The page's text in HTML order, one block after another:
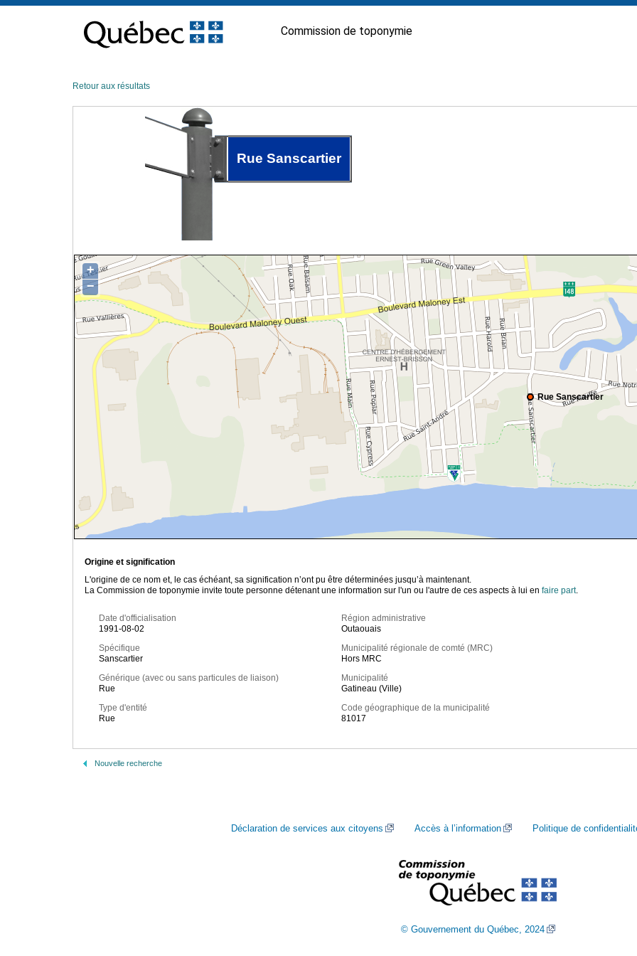
contenu
Commission de toponymie
Retour aux résultats
Rue Sanscartier
Rue Sanscartier
+
−
Origine et signification
L'origine de ce nom et, le cas échéant, sa signification n’ont pu être déterminées jusqu’à maintenant.
La Commission de toponymie invite toute personne détenant une information sur l'un ou l'autre de ces aspects à lui en faire part.
Date d'officialisation
1991-08-02
Spécifique
Sanscartier
Générique (avec ou sans particules de liaison)
Rue
Type d'entité
Rue
Région administrative
Outaouais
Municipalité régionale de comté (MRC)
Hors MRC
Municipalité
Gatineau (Ville)
Code géographique de la municipalité
81017
Nouvelle recherche
Déclaration de services aux citoyens Accès à l’information Politique de
© Gouvernement du Québec, 2024